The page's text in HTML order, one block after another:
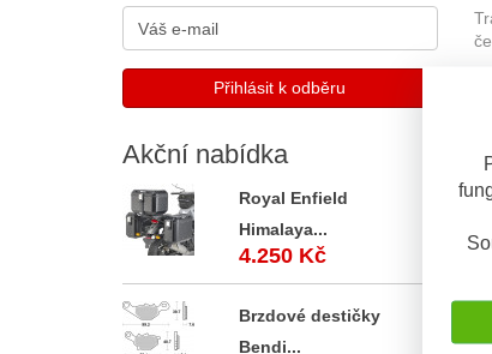
Akční nabídka
Royal Enfield
Himalaya...
4.250 Kč
Brzdové destičky
Bendi...